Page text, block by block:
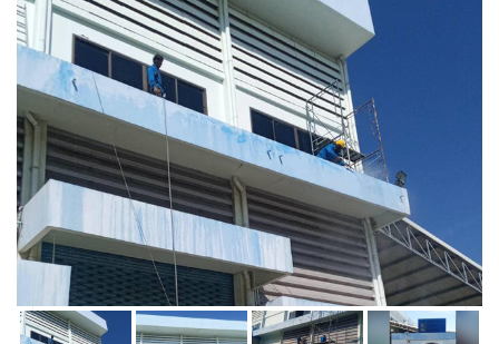
บริการงานลอกและยิงซิลิโคน แก้ไขปัญหาน้ำรั่วซึม
ผลงานที่ผ่านมา
ติดต่อเรา
| EN